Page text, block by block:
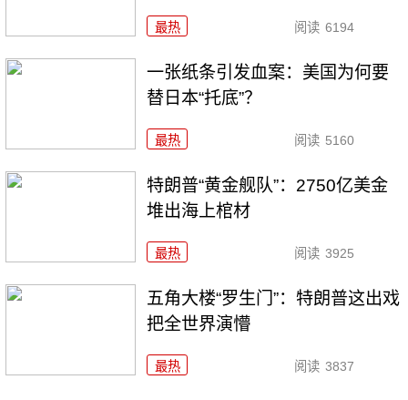
最热 阅读 6194
一张纸条引发血案：美国为何要
替日本“托底”？
最热 阅读 5160
特朗普“黄金舰队”：2750亿美金
堆出海上棺材
最热 阅读 3925
五角大楼“罗生门”：特朗普这出戏
把全世界演懵
最热 阅读 3837